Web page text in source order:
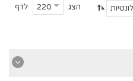
הצג 220 לדף